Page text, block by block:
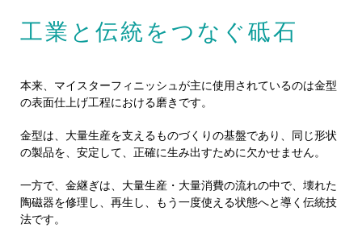
工業と伝統をつなぐ砥石
本来、マイスターフィニッシュが主に使用されているのは金型
の表面仕上げ工程における磨きです。
金型は、大量生産を支えるものづくりの基盤であり、同じ形状
の製品を、安定して、正確に生み出すために欠かせません。
一方で、金継ぎは、大量生産・大量消費の流れの中で、壊れた
陶磁器を修理し、再生し、もう一度使える状態へと導く伝統技
法です。